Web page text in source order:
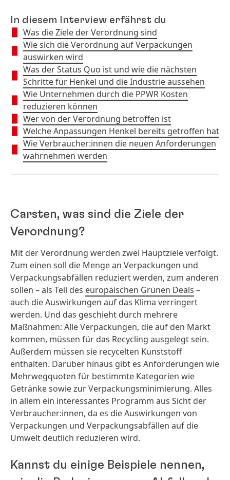
In diesem Interview erfährst du
Was die Ziele der Verordnung sind
Wie sich die Verordnung auf Verpackungen
auswirken wird
Was der Status Quo ist und wie die nächsten
Schritte für Henkel und die Industrie aussehen
Wie Unternehmen durch die PPWR Kosten
reduzieren können
Wer von der Verordnung betroffen ist
Welche Anpassungen Henkel bereits getroffen hat
Wie Verbraucher:innen die neuen Anforderungen
wahrnehmen werden
Carsten, was sind die Ziele der
Verordnung?
Mit der Verordnung werden zwei Hauptziele verfolgt.
Zum einen soll die Menge an Verpackungen und
Verpackungsabfällen reduziert werden, zum anderen
sollen – als Teil des europäischen Grünen Deals –
auch die Auswirkungen auf das Klima verringert
werden. Und das geschieht durch mehrere
Maßnahmen: Alle Verpackungen, die auf den Markt
kommen, müssen für das Recycling ausgelegt sein.
Außerdem müssen sie recycelten Kunststoff
enthalten. Darüber hinaus gibt es Anforderungen wie
Mehrwegquoten für bestimmte Kategorien wie
Getränke sowie zur Verpackungsminimierung. Alles
in allem ein interessantes Programm aus Sicht der
Verbraucher:innen, da es die Auswirkungen von
Verpackungen und Verpackungsabfällen auf die
Umwelt deutlich reduzieren wird.
Kannst du einige Beispiele nennen,